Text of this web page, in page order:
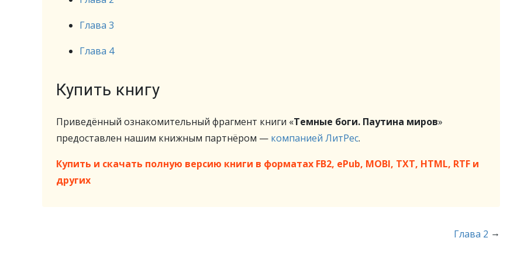
Глава 3
Глава 4
Купить книгу
Приведённый ознакомительный фрагмент книги «Темные боги. Паутина миров»
предоставлен нашим книжным партнёром — компанией ЛитРес.
Купить и скачать полную версию книги в форматах FB2, ePub, MOBI, TXT, HTML, RTF и
других
Глава 2 →